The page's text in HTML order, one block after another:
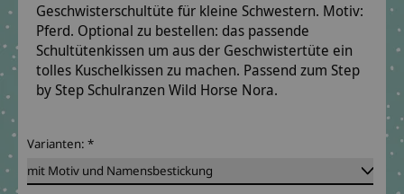
Geschwisterschultüte für kleine Schwestern. Motiv:
Pferd. Optional zu bestellen: das passende
Schultütenkissen um aus der Geschwistertüte ein
tolles Kuschelkissen zu machen. Passend zum Step
by Step Schulranzen Wild Horse Nora.
Varianten: *